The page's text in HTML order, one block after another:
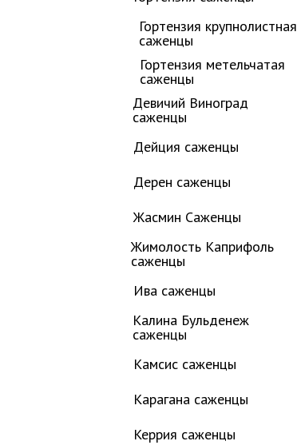
Гортензия крупнолистная
саженцы
Гортензия метельчатая
саженцы
Девичий Виноград
саженцы
Дейция саженцы
Дерен саженцы
Жасмин Саженцы
Жимолость Каприфоль
саженцы
Ива саженцы
Калина Бульденеж
саженцы
Камсис саженцы
Карагана саженцы
Керрия саженцы